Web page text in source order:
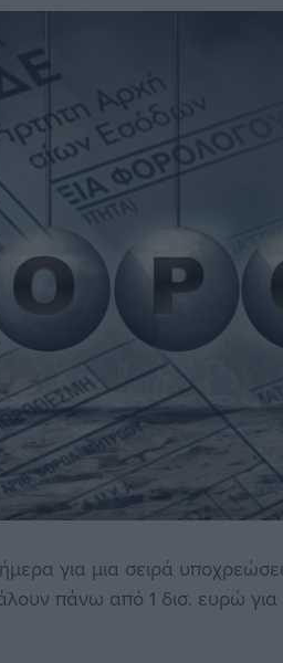
για μια σειρά
πάνω από 1 δισ. ευρώ